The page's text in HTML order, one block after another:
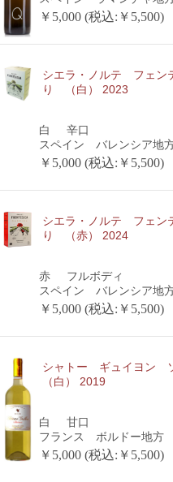
￥5,000 (税込:￥5,500)
シエラ・ノルテ フェ
り （白） 2023
白
辛口
スペイン バレンシア地
￥5,000 (税込:￥5,500)
シエラ・ノルテ フェ
り （赤） 2024
赤
フルボディ
スペイン バレンシア地
￥5,000 (税込:￥5,500)
シャトー ギュイヨン
（白） 2019
白
甘口
フランス ボルドー地方
￥5,000 (税込:￥5,500)